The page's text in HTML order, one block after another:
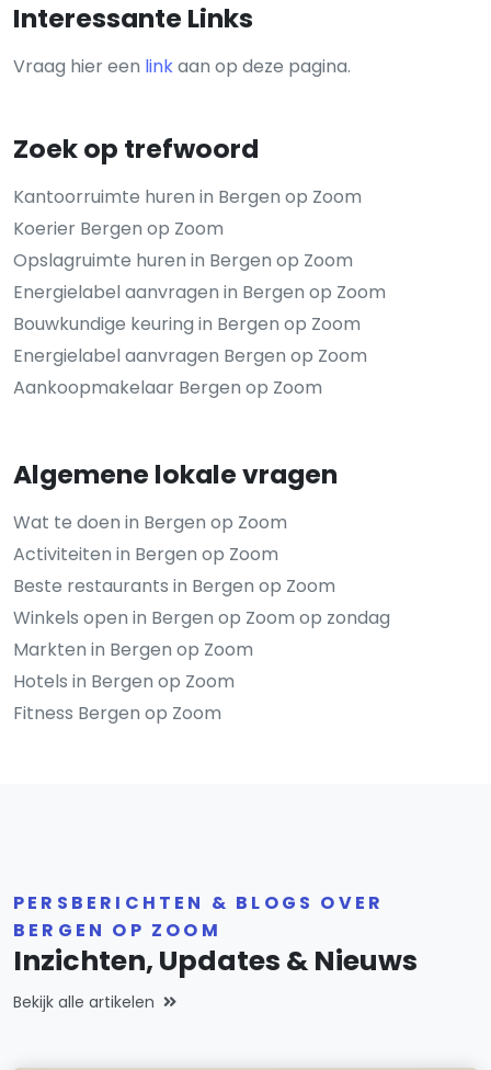
Interessante Links
Vraag hier een linkaan op deze pagina.
Zoek op trefwoord
Kantoorruimte huren in Bergen op Zoom
Koerier Bergen op Zoom
Opslagruimte huren in Bergen op Zoom
Energielabel aanvragen in Bergen op Zoom
Bouwkundige keuring in Bergen op Zoom
Energielabel aanvragen Bergen op Zoom
Aankoopmakelaar Bergen op Zoom
Algemene lokale vragen
Wat te doen in Bergen op Zoom
Activiteiten in Bergen op Zoom
Beste restaurants in Bergen op Zoom
Winkels open in Bergen op Zoom op zondag
Markten in Bergen op Zoom
Hotels in Bergen op Zoom
Fitness Bergen op Zoom
PERSBERICHTEN & BLOGS OVER
BERGEN OP ZOOM
Inzichten, Updates & Nieuws
Bekijk alle artikelen